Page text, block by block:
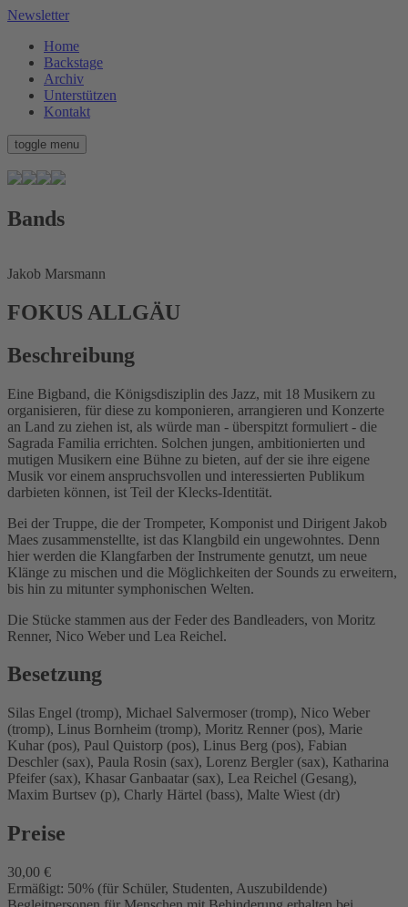
Newsletter
Home
Backstage
Archiv
Unterstützen
Kontakt
toggle menu
Bands
Jakob Marsmann
FOKUS ALLGÄU
Beschreibung
Eine Bigband, die Königsdisziplin des Jazz, mit 18 Musikern zu
organisieren, für diese zu komponieren, arrangieren und Konzerte
an Land zu ziehen ist, als würde man - überspitzt formuliert - die
Sagrada Familia errichten. Solchen jungen, ambitionierten und
mutigen Musikern eine Bühne zu bieten, auf der sie ihre eigene
Musik vor einem anspruchsvollen und interessierten Publikum
darbieten können, ist Teil der Klecks-Identität.
Bei der Truppe, die der Trompeter, Komponist und Dirigent Jakob
Maes zusammenstellte, ist das Klangbild ein ungewohntes. Denn
hier werden die Klangfarben der Instrumente genutzt, um neue
Klänge zu mischen und die Möglichkeiten der Sounds zu erweitern,
bis hin zu mitunter symphonischen Welten.
Die Stücke stammen aus der Feder des Bandleaders, von Moritz
Renner, Nico Weber und Lea Reichel.
Besetzung
Silas Engel (tromp), Michael Salvermoser (tromp), Nico Weber
(tromp), Linus Bornheim (tromp), Moritz Renner (pos), Marie
Kuhar (pos), Paul Quistorp (pos), Linus Berg (pos), Fabian
Deschler (sax), Paula Rosin (sax), Lorenz Bergler (sax), Katharina
Pfeifer (sax), Khasar Ganbaatar (sax), Lea Reichel (Gesang),
Maxim Burtsev (p), Charly Härtel (bass), Malte Wiest (dr)
Preise
30,00 €
Ermäßigt: 50% (für Schüler, Studenten, Auszubildende)